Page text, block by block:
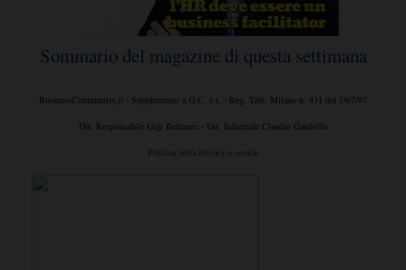
Sommario del magazine di questa settimana
BusinessCommunity.it - Supplemento a G.C. e t. - Reg. Trib. Milano n. 431 del 19/7/97
Dir. Responsabile Gigi Beltrame - Dir. Editoriale Claudio Gandolfo
Politica della Privacy e cookie